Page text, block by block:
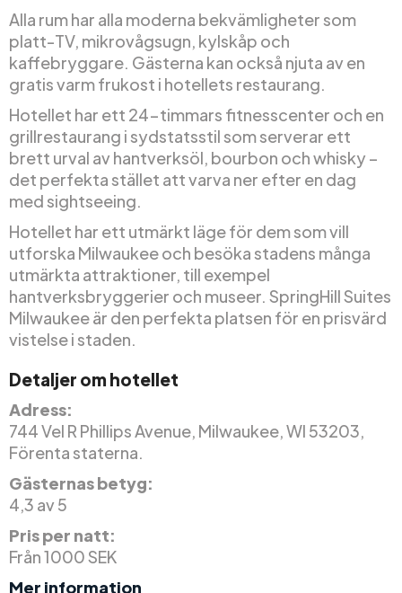
Alla rum har alla moderna bekvämligheter som
platt-TV, mikrovågsugn, kylskåp och
kaffebryggare. Gästerna kan också njuta av en
gratis varm frukost i hotellets restaurang.
Hotellet har ett 24-timmars fitnesscenter och en
grillrestaurang i sydstatsstil som serverar ett
brett urval av hantverksöl, bourbon och whisky –
det perfekta stället att varva ner efter en dag
med sightseeing.
Hotellet har ett utmärkt läge för dem som vill
utforska Milwaukee och besöka stadens många
utmärkta attraktioner, till exempel
hantverksbryggerier och museer. SpringHill Suites
Milwaukee är den perfekta platsen för en prisvärd
vistelse i staden.
Detaljer om hotellet
Adress:
744 Vel R Phillips Avenue, Milwaukee, WI 53203,
Förenta staterna.
Gästernas betyg:
4,3 av 5
Pris per natt:
Från 1000 SEK
Mer information